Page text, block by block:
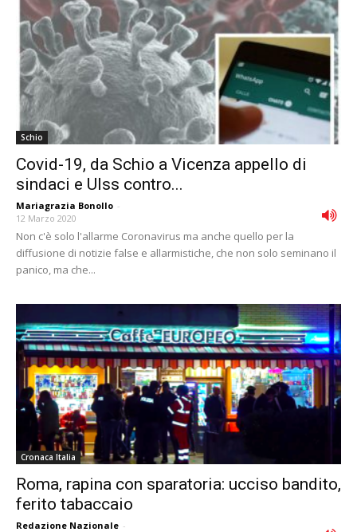
Schio
Covid-19, da Schio a Vicenza appello di
sindaci e Ulss contro...
Mariagrazia Bonollo -
12 Marzo 2020
Non c'è solo l'allarme Coronavirus ma anche quello per la
diffusione di notizie false e allarmistiche, che non solo seminano il
panico, ma che...
Cronaca Italia
Roma, rapina con sparatoria: ucciso bandito,
ferito tabaccaio
Redazione Nazionale -